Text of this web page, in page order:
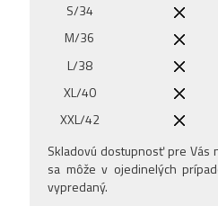
S/34
M/36
L/38
XL/40
XXL/42
Skladovú dostupnosť pre Vás
sa môže v ojedinelých
vypredaný.